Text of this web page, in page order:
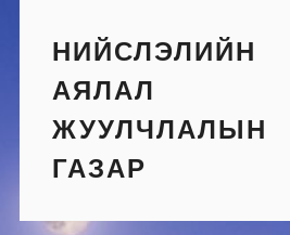
contentНИЙСЛЭЛИЙН
АЯЛАЛ
ЖУУЛЧЛАЛЫН
ГАЗАР